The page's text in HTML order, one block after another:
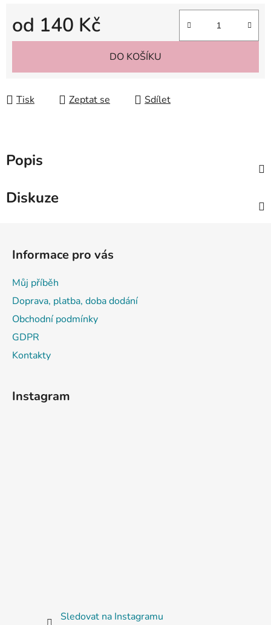
od 140 Kč
Měrná cena:
DO KOŠÍKU
Tisk Zeptat se Sdílet
Popis
Diskuze
Informace pro vás
Můj příběh
Doprava, platba, doba dodání
Obchodní podmínky
GDPR
Kontakty
Instagram
Sledovat na Instagramu